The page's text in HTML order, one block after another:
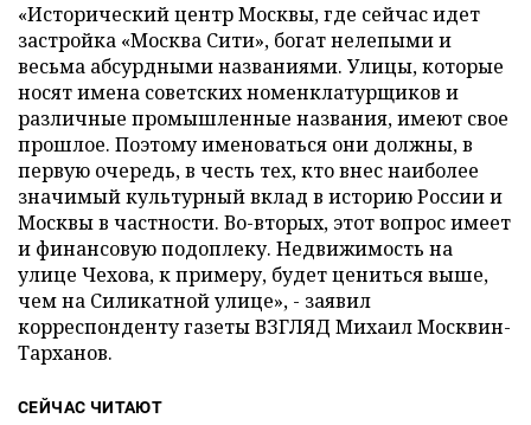
«Исторический центр Москвы, где сейчас идет
застройка «Москва Сити», богат нелепыми и
весьма абсурдными названиями. Улицы, которые
носят имена советских номенклатурщиков и
различные промышленные названия, имеют свое
прошлое. Поэтому именоваться они должны, в
первую очередь, в честь тех, кто внес наиболее
значимый культурный вклад в историю России и
Москвы в частности. Во-вторых, этот вопрос имеет
и финансовую подоплеку. Недвижимость на
улице Чехова, к примеру, будет цениться выше,
чем на Силикатной улице», - заявил
корреспонденту газеты ВЗГЛЯД Михаил Москвин-
Тарханов.
СЕЙЧАС ЧИТАЮТ